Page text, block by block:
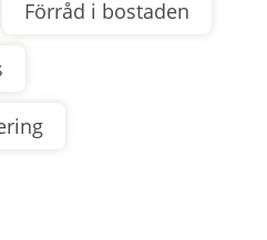
Förråd i bostaden